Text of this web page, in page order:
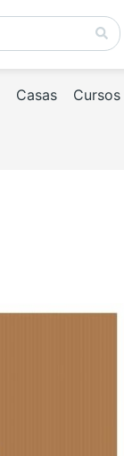
Casas Cursos